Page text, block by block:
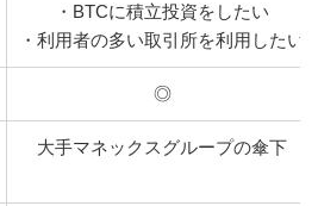
・BTCに積立投資をしたい
・利用者の多い取引所を利用したい
◎
大手マネックスグループの傘下